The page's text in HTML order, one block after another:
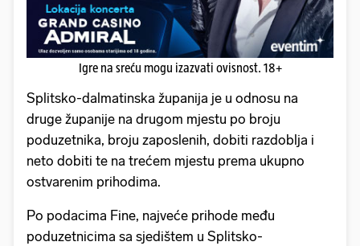
Igre na sreću mogu izazvati ovisnost. 18+
Splitsko-dalmatinska županija je u odnosu na
druge županije na drugom mjestu po broju
poduzetnika, broju zaposlenih, dobiti razdoblja i
neto dobiti te na trećem mjestu prema ukupno
ostvarenim prihodima.
Po podacima Fine, najveće prihode među
poduzetnicima sa sjedištem u Splitsko-